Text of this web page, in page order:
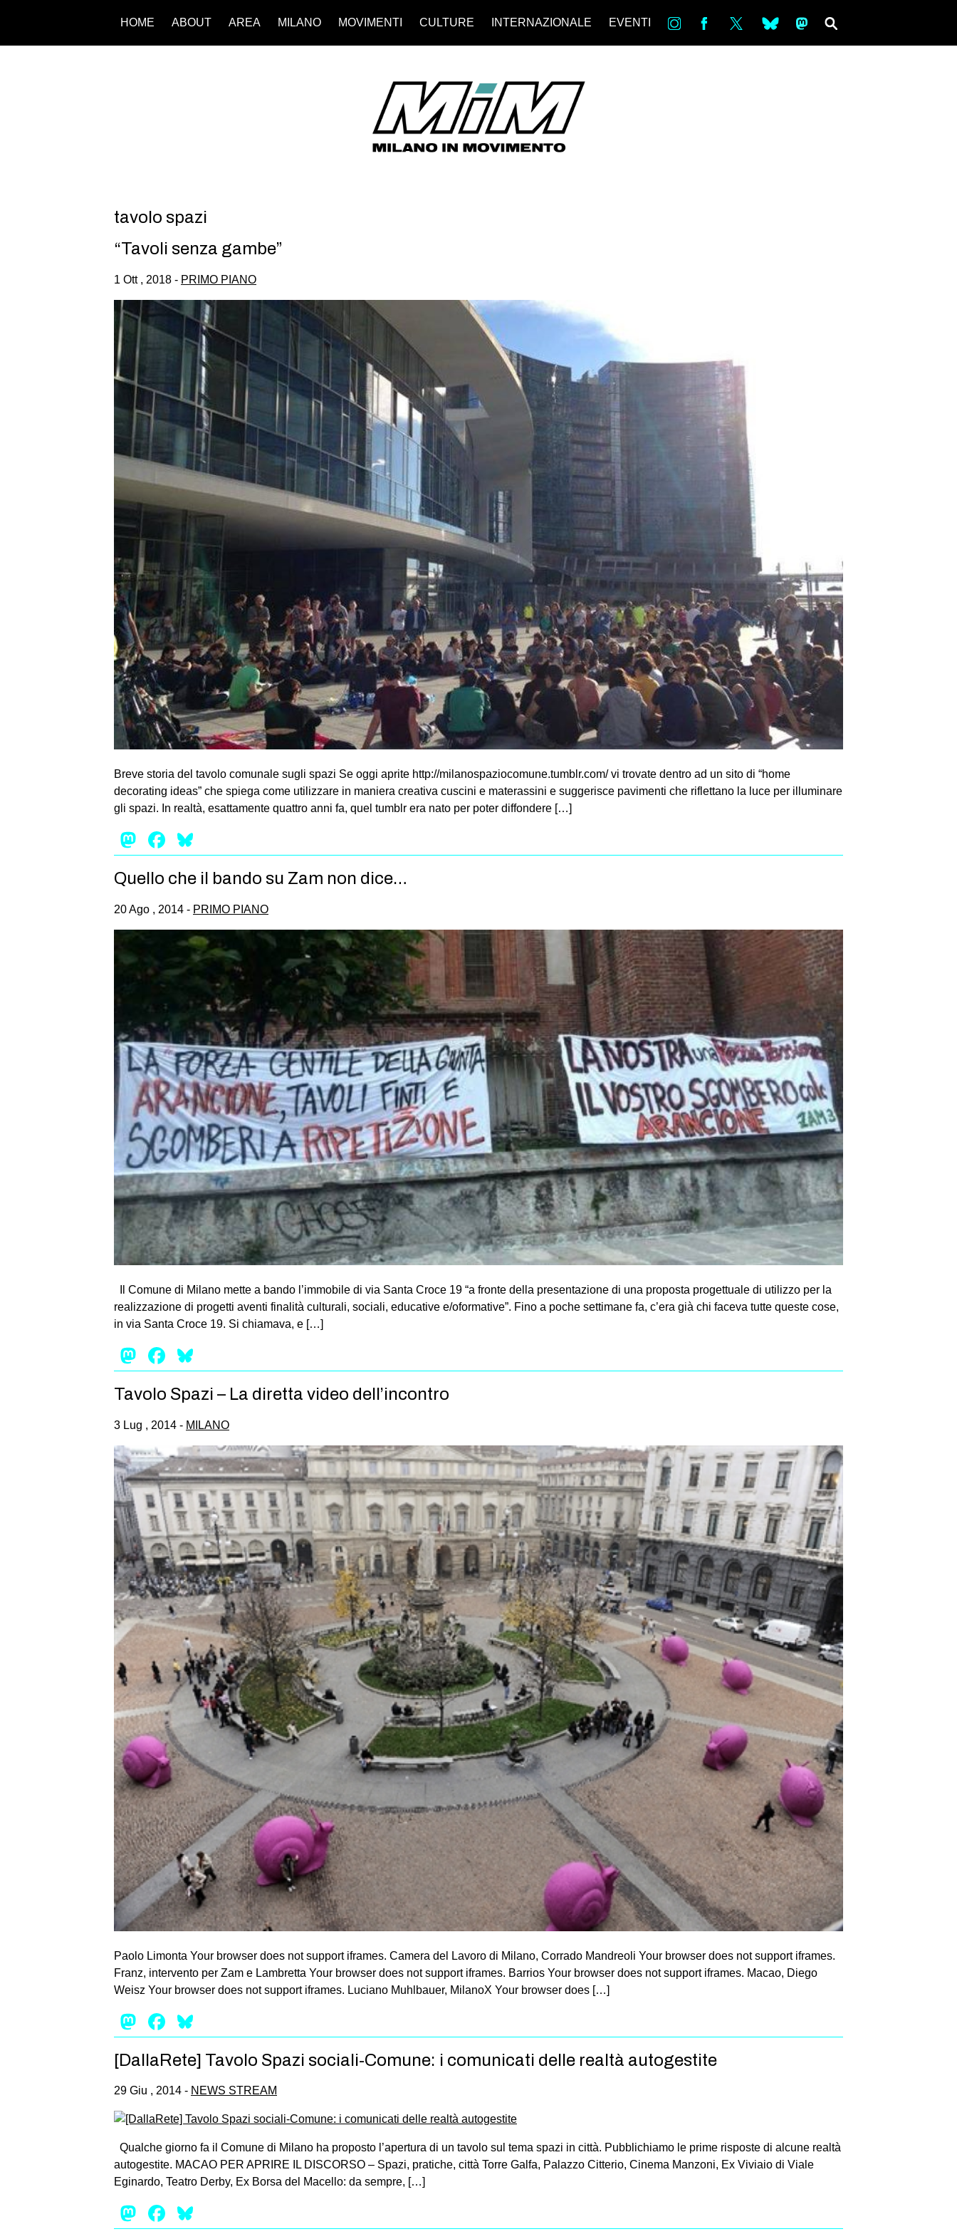
HOME ABOUT AREA MILANO MOVIMENTI CULTURE INTERNAZIONALE EVENTI in bsky ms
tavolo spazi
“Tavoli senza gambe”
1 Ott , 2018 - PRIMO PIANO
Breve storia del tavolo comunale sugli spazi Se oggi aprite http://milanospaziocomune.tumblr.com/ vi trovate dentro ad un sito di “home
decorating ideas” che spiega come utilizzare in maniera creativa cuscini e materassini e suggerisce pavimenti che riflettano la luce per illuminare
gli spazi. In realtà, esattamente quattro anni fa, quel tumblr era nato per poter diffondere […]
Mastodon
Facebook
Quello che il bando su Zam non dice…
20 Ago , 2014 - PRIMO PIANO
Il Comune di Milano mette a bando l’immobile di via Santa Croce 19 “a fronte della presentazione di una proposta progettuale di utilizzo per la
realizzazione di progetti aventi finalità culturali, sociali, educative e/oformative”. Fino a poche settimane fa, c’era già chi faceva tutte queste cose,
in via Santa Croce 19. Si chiamava, e […]
Mastodon
Facebook
Tavolo Spazi – La diretta video dell’incontro
3 Lug , 2014 - MILANO
Paolo Limonta Your browser does not support iframes. Camera del Lavoro di Milano, Corrado Mandreoli Your browser does not support iframes.
Franz, intervento per Zam e Lambretta Your browser does not support iframes. Barrios Your browser does not support iframes. Macao, Diego
Weisz Your browser does not support iframes. Luciano Muhlbauer, MilanoX Your browser does […]
Mastodon
Facebook
[DallaRete] Tavolo Spazi sociali-Comune: i comunicati delle realtà autogestite
29 Giu , 2014 - NEWS STREAM
Qualche giorno fa il Comune di Milano ha proposto l’apertura di un tavolo sul tema spazi in città. Pubblichiamo le prime risposte di alcune realtà
autogestite. MACAO PER APRIRE IL DISCORSO – Spazi, pratiche, città Torre Galfa, Palazzo Citterio, Cinema Manzoni, Ex Viviaio di Viale
Eginardo, Teatro Derby, Ex Borsa del Macello: da sempre, […]
Mastodon
Facebook